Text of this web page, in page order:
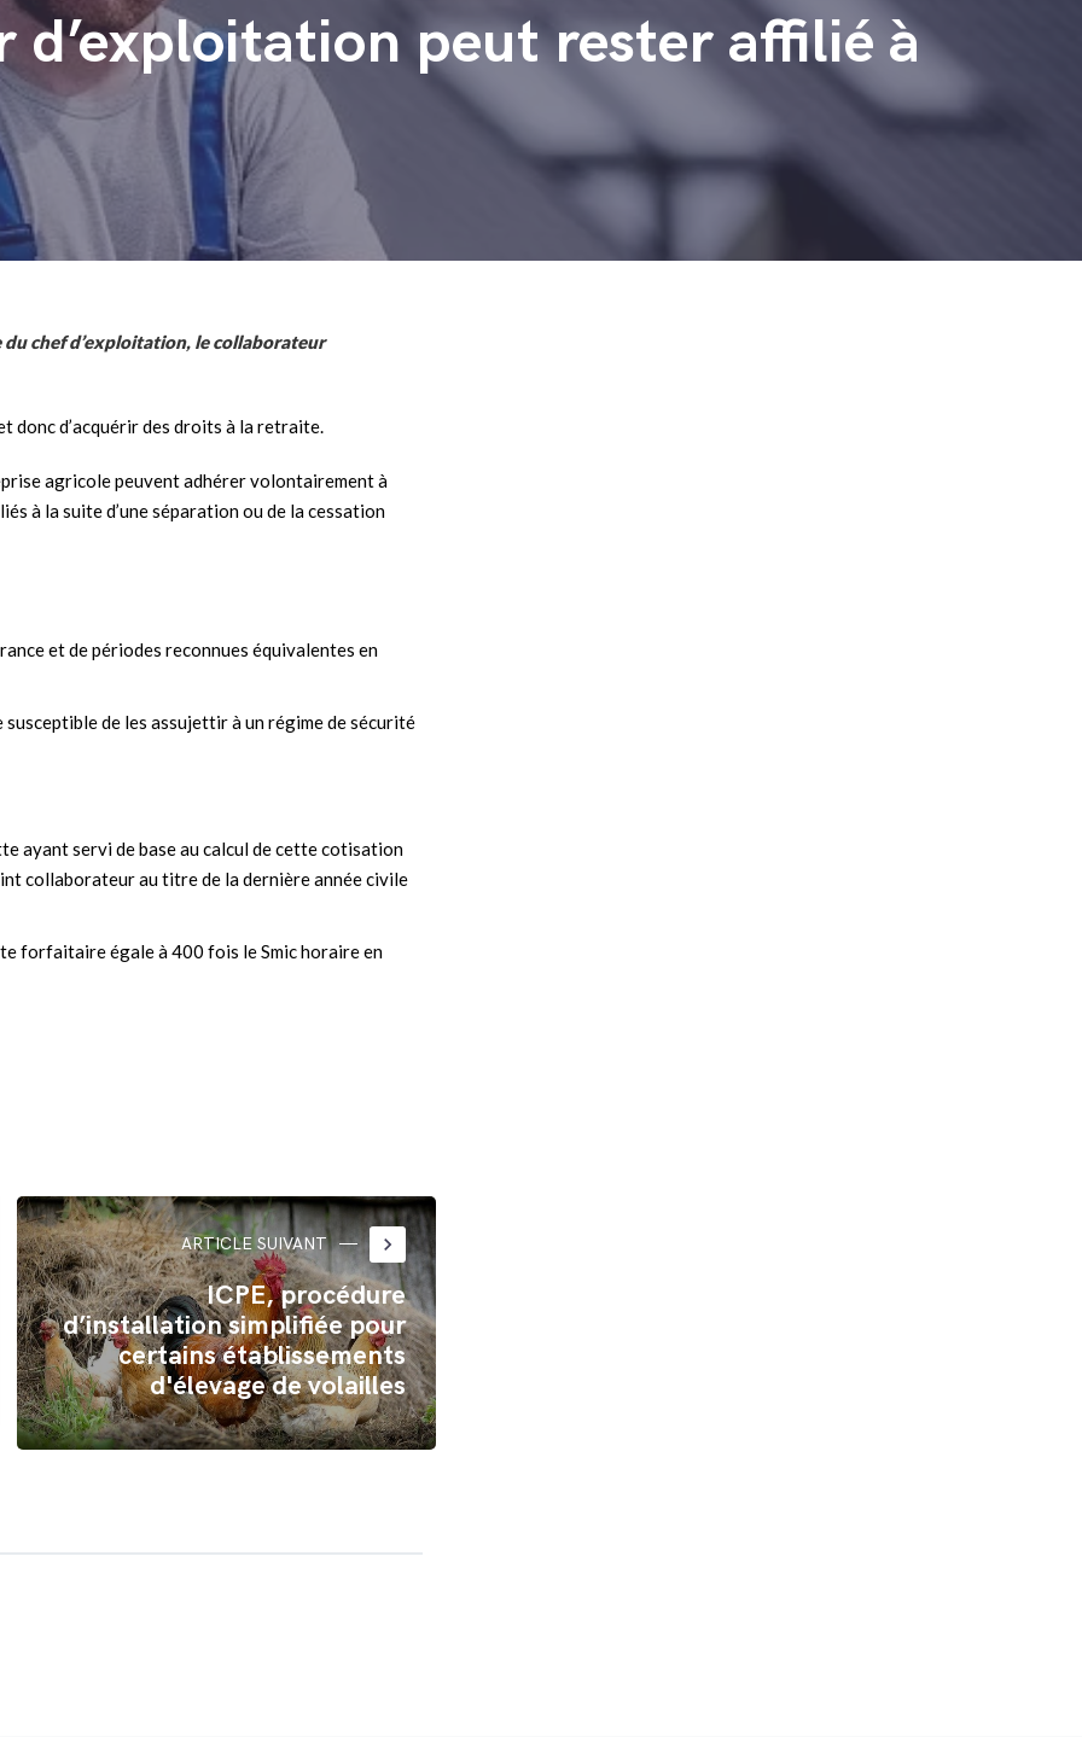
d’exploitation peut rester affilié à
du chef d’exploitation, le collaborateur
donc d’acquérir des droits à la retraite.
agricole peuvent adhérer volontairement à
à la suite d’une séparation ou de la cessation
et de périodes reconnues équivalentes en
de les assujettir à un régime de sécurité
ayant servi de base au calcul de cette cotisation
collaborateur au titre de la dernière année civile
forfaitaire égale à 400 fois le Smic horaire en
ARTICLE SUIVANT keyboard_arrow_right
ICPE, procédure
d’installation simplifiée pour
certains établissements
d'élevage de volailles